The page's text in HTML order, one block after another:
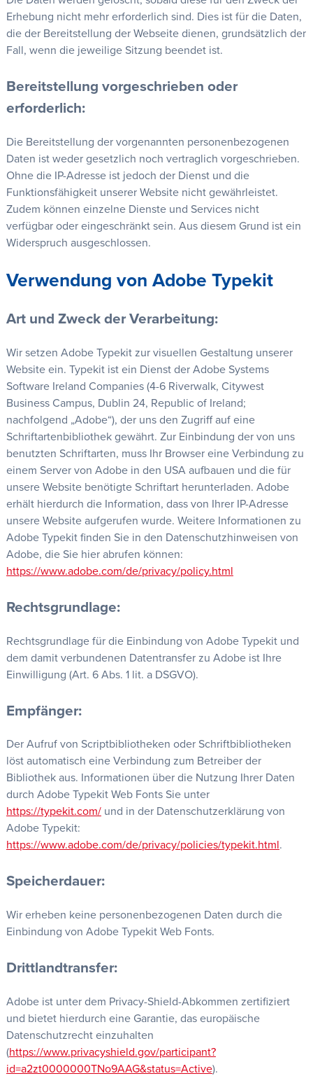
Erhebung nicht mehr erforderlich sind. Dies ist für die Daten,
die der Bereitstellung der Webseite dienen, grundsätzlich der
Fall, wenn die jeweilige Sitzung beendet ist.
Bereitstellung vorgeschrieben oder
erforderlich:
Die Bereitstellung der vorgenannten personenbezogenen
Daten ist weder gesetzlich noch vertraglich vorgeschrieben.
Ohne die IP-Adresse ist jedoch der Dienst und die
Funktionsfähigkeit unserer Website nicht gewährleistet.
Zudem können einzelne Dienste und Services nicht
verfügbar oder eingeschränkt sein. Aus diesem Grund ist ein
Widerspruch ausgeschlossen.
Verwendung von Adobe Typekit
Art und Zweck der Verarbeitung:
Wir setzen Adobe Typekit zur visuellen Gestaltung unserer
Website ein. Typekit ist ein Dienst der Adobe Systems
Software Ireland Companies (4-6 Riverwalk, Citywest
Business Campus, Dublin 24, Republic of Ireland;
nachfolgend „Adobe“), der uns den Zugriff auf eine
Schriftartenbibliothek gewährt. Zur Einbindung der von uns
benutzten Schriftarten, muss Ihr Browser eine Verbindung zu
einem Server von Adobe in den USA aufbauen und die für
unsere Website benötigte Schriftart herunterladen. Adobe
erhält hierdurch die Information, dass von Ihrer IP-Adresse
unsere Website aufgerufen wurde. Weitere Informationen zu
Adobe Typekit finden Sie in den Datenschutzhinweisen von
Adobe, die Sie hier abrufen können:
https://www.adobe.com/de/privacy/policy.html
Rechtsgrundlage:
Rechtsgrundlage für die Einbindung von Adobe Typekit und
dem damit verbundenen Datentransfer zu Adobe ist Ihre
Einwilligung (Art. 6 Abs. 1 lit. a DSGVO).
Empfänger:
Der Aufruf von Scriptbibliotheken oder Schriftbibliotheken
löst automatisch eine Verbindung zum Betreiber der
Bibliothek aus. Informationen über die Nutzung Ihrer Daten
durch Adobe Typekit Web Fonts Sie unter
https://typekit.com/und in der Datenschutzerklärung von
Adobe Typekit:
https://www.adobe.com/de/privacy/policies/typekit.html.
Speicherdauer:
Wir erheben keine personenbezogenen Daten durch die
Einbindung von Adobe Typekit Web Fonts.
Drittlandtransfer:
Adobe ist unter dem Privacy-Shield-Abkommen zertifiziert
und bietet hierdurch eine Garantie, das europäische
Datenschutzrecht einzuhalten
(https://www.privacyshield.gov/participant?
id=a2zt0000000TNo9AAG&status=Active).